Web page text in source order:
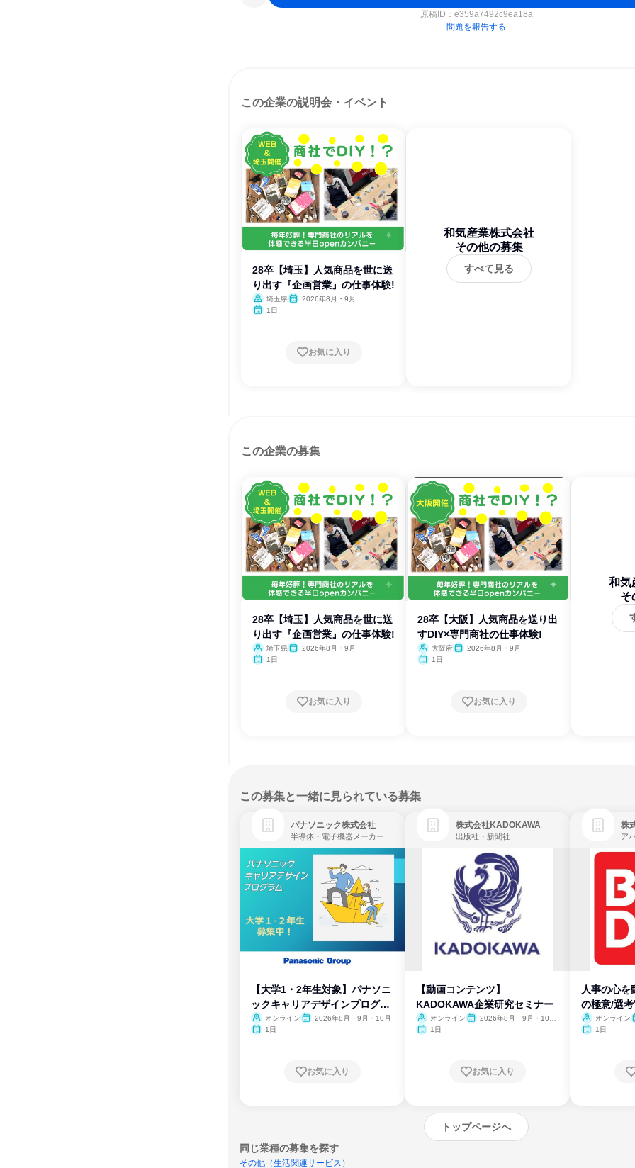
原稿ID： e359a7492c9ea18a
問題を報告する
この企業の説明会・イベント
28卒【埼玉】人気商品を世に送
り出す『企画営業』の仕事体験!
埼玉県
2026年8月・9月
1日
お気に入り
和気産業株式会社
その他の募集
すべて見る
この企業の募集
28卒【埼玉】人気商品を世に送
り出す『企画営業』の仕事体験!
埼玉県
2026年8月・9月
1日
お気に入り
28卒【大阪】人気商品を送り出
すDIY×専門商社の仕事体験!
大阪府
2026年8月・9月
1日
お気に入り
和気
そ
この募集と一緒に見られている募集
パナソニック株式会社
半導体・電子機器メーカー
【大学1・2年生対象】パナソニ
ックキャリアデザインプログラ
ム
オンライン
2026年8月・9月・10月
1日
お気に入り
株式会社KADOKAWA
出版社・新聞社
【動画コンテンツ】
KADOKAWA企業研究セミナー
オンライン
2026年8月・9月・10
1日
お気に入り
株
人事の心を
の極意/選
開
オンライン
1日
トップページへ
同じ業種の募集を探す
その他（生活関連サービス）